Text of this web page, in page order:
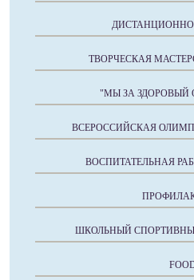
ТВОРЧЕСКАЯ
"МЫ ЗА ЗДОРОВЫЙ
ВСЕРОССИЙСКАЯ
ВОСПИТАТЕЛЬНАЯ
ШКОЛЬНЫЙ